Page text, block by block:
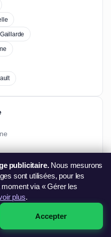
formations ?
sessions →
publicitaire.Nous mesurons
sont utilisées, pour les
via « Gérer les
plus.
Accepter